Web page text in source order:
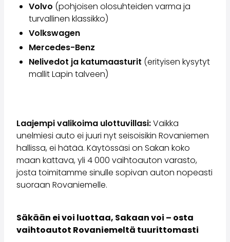
Rahoitus
Kotiintoimitus
SakaVarma hyötyajoneuvoille
Varusteet autoosi
Vetokoukut
Renkaat autoon
Auton ostaminen etänä
Toimipisteet
Yritys
Saka Finland Oy
Hallinto
Ostotiimi
Yhteydenotto
Medialle
Kokemuksia Sakasta
Volvo (pohjoisen olosuhteiden varma ja
turvallinen klassikko)
Volkswagen
Mercedes-Benz
Nelivedot ja katumaasturit (erityisen kysytyt
mallit Lapin talveen)
Laajempi valikoima ulottuvillasi:Vaikka
unelmiesi auto ei juuri nyt seisoisikin Rovaniemen
hallissa, ei hätää. Käytössäsi on Sakan koko
maan kattava, yli 4 000 vaihtoauton varasto,
josta toimitamme sinulle sopivan auton nopeasti
suoraan Rovaniemelle.
Säkään ei voi luottaa, Sakaan voi – osta
vaihtoautot Rovaniemeltä tuurittomasti